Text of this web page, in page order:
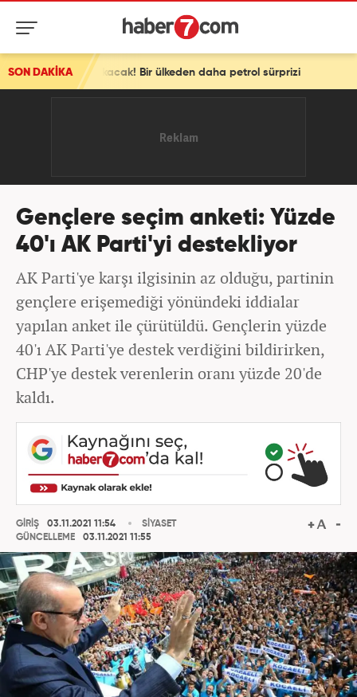
SON DAKİKABir ülkeden daha petrol sürprizi
Gençlere seçim anketi: Yüzde
40'ı AK Parti'yi destekliyor
AK Parti'ye karşı ilgisinin az olduğu, partinin
gençlere erişemediği yönündeki iddialar
yapılan anket ile çürütüldü. Gençlerin yüzde
40'ı AK Parti'ye destek verdiğini bildirirken,
CHP'ye destek verenlerin oranı yüzde 20'de
kaldı.
GİRİŞ
03.11.2021 11:54
GÜNCELLEME
03.11.2021 11:55
SİYASET